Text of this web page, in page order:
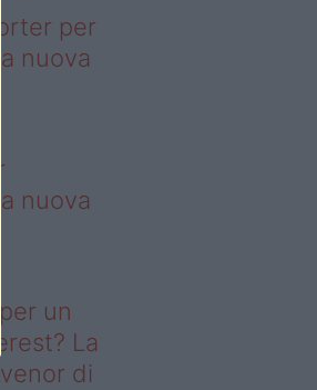
per
nuova
nuova
un
La
di